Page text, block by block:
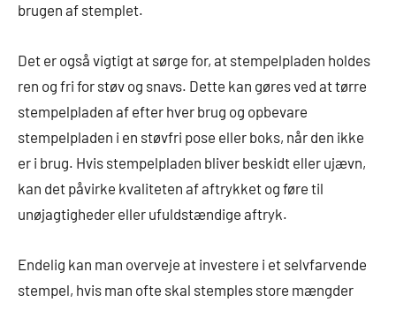
brugen af stemplet.
Det er også vigtigt at sørge for, at stempelpladen holdes
ren og fri for støv og snavs. Dette kan gøres ved at tørre
stempelpladen af efter hver brug og opbevare
stempelpladen i en støvfri pose eller boks, når den ikke
er i brug. Hvis stempelpladen bliver beskidt eller ujævn,
kan det påvirke kvaliteten af aftrykket og føre til
unøjagtigheder eller ufuldstændige aftryk.
Endelig kan man overveje at investere i et selvfarvende
stempel, hvis man ofte skal stemples store mængder